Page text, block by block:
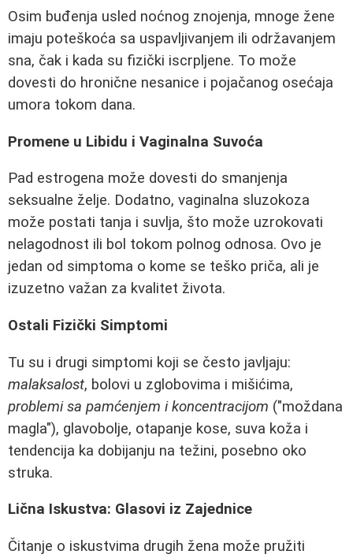
Osim buđenja usled noćnog znojenja, mnoge žene
imaju poteškoća sa uspavljivanjem ili održavanjem
sna, čak i kada su fizički iscrpljene. To može
dovesti do hronične nesanice i pojačanog osećaja
umora tokom dana.
Promene u Libidu i Vaginalna Suvoća
Pad estrogena može dovesti do smanjenja
seksualne želje. Dodatno, vaginalna sluzokoza
može postati tanja i suvlja, što može uzrokovati
nelagodnost ili bol tokom polnog odnosa. Ovo je
jedan od simptoma o kome se teško priča, ali je
izuzetno važan za kvalitet života.
Ostali Fizički Simptomi
Tu su i drugi simptomi koji se često javljaju:
malaksalost, bolovi u zglobovima i mišićima,
problemi sa pamćenjem i koncentracijom ("moždana
magla"), glavobolje, otapanje kose, suva koža i
tendencija ka dobijanju na težini, posebno oko
struka.
Lična Iskustva: Glasovi iz Zajednice
Čitanje o iskustvima drugih žena može pružiti